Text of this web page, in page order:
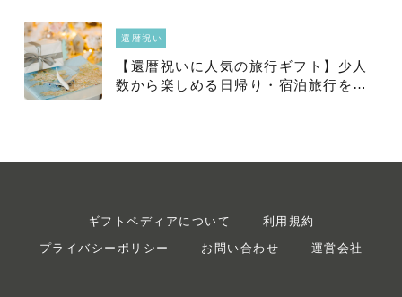
還暦祝い
【還暦祝いに人気の旅行ギフト】少人
数から楽しめる日帰り・宿泊旅行をご
ギフトペディアについて
利用規約
プライバシーポリシー
お問い合わせ 運営会社